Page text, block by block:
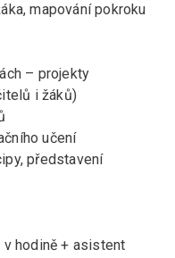
mapování pokroku
– projekty
i žáků)
učení
představení
v hodině + asistent